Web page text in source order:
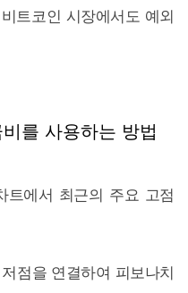
트코인 시장에서도 예외
를 사용하는 방법
트에서 최근의 주요 고점
점을 연결하여 피보나치